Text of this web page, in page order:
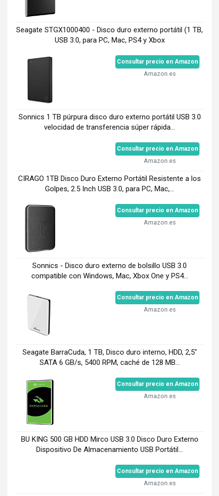
Seagate STGX1000400 - Disco duro externo portátil (1 TB,
USB 3.0, para PC, Mac, PS4 y Xbox
Consultar precio en Amazon
Amazon.es
Sonnics 1 TB púrpura disco duro externo portátil USB 3.0
velocidad de transferencia súper rápida...
Consultar precio en Amazon
Amazon.es
CIRAGO 1TB Disco Duro Externo Portátil Resistente a los
Golpes, 2.5 Inch USB 3.0, para PC, Mac,...
Consultar precio en Amazon
Amazon.es
Sonnics - Disco duro externo de bolsillo USB 3.0
compatible con Windows, Mac, Xbox One y PS4...
Consultar precio en Amazon
Amazon.es
Seagate BarraCuda, 1 TB, Disco duro interno, HDD, 2,5"
SATA 6 GB/s, 5400 RPM, caché de 128 MB...
Consultar precio en Amazon
Amazon.es
BU KING 500 GB HDD Mirco USB 3.0 Disco Duro Externo
Dispositivo De Almacenamiento USB Portátil...
Consultar precio en Amazon
Amazon.es